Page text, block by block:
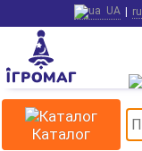
UA | ru
Каталог